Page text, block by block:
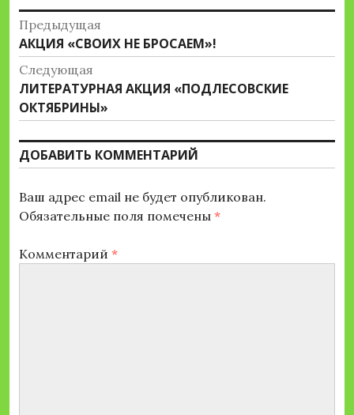
Навигация
по
записям
Предыдущая
Предыдущая
запись:
АКЦИЯ «СВОИХ НЕ БРОСАЕМ»!
Следующая
Следующая
запись:
ЛИТЕРАТУРНАЯ АКЦИЯ «ПОДЛЕСОВСКИЕ
ОКТЯБРИНЫ»
ДОБАВИТЬ КОММЕНТАРИЙ
Ваш адрес email не будет опубликован.
Обязательные поля помечены *
Комментарий *